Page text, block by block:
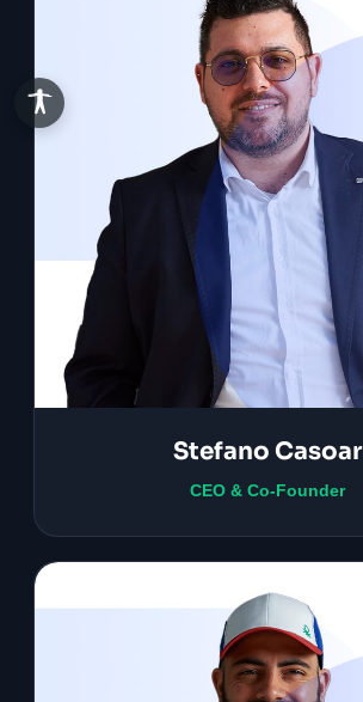
Stefano Casoar
CEO & Co-Founder